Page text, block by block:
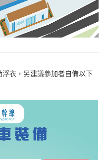
衣，另建議參加者自備以下